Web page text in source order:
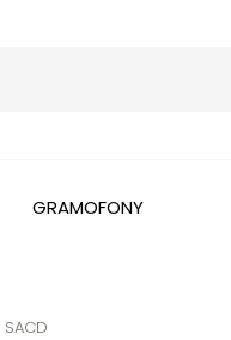
GRAMOFONY